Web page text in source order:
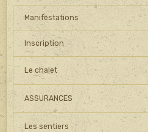
Manifestations
Inscription
Le chalet
ASSURANCES
Les sentiers